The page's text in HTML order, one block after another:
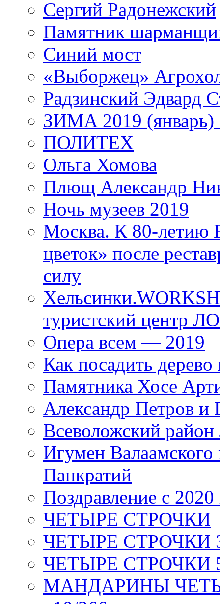
Сергий Радонежский
Памятник
Синий мост
«Выборжец»
Радзинский Эдвард
ЗИМА 2019 (январь)
ПОЛИТЕХ
Ольга Хомова
Плющ Александр
Ночь музеев 2019
Москва. К 80-
цветок» после
силу
туристский центр ЛО
Опера всем — 2019
Как посадить дерево
Памятника Хосе
Александр Петров и
Всеволожский район
Игумен
Панкратий
Поздравление с 2020
ЧЕТЫРЕ СТРОЧКИ
ЧЕТЫРЕ СТРОЧКИ 3
ЧЕТЫРЕ СТРОЧКИ 5
МАНДАРИНЫ